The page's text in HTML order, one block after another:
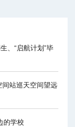
、“启航计划”毕
间站巡天空间望远
的学校